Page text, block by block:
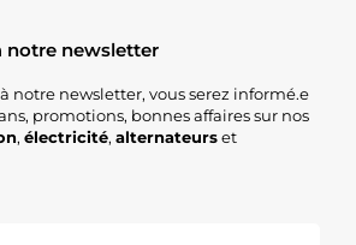
notre newsletter
notre newsletter, vous serez informé.e
promotions, bonnes affaires sur nos
, électricité, alternateurset